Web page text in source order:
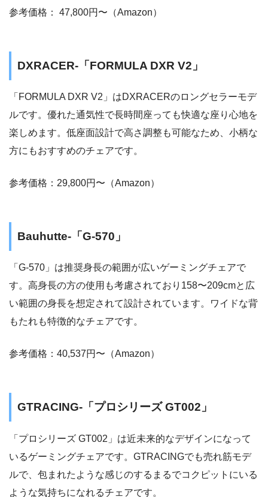
参考価格： 47,800円〜（Amazon）
DXRACER-「FORMULA DXR V2」
「FORMULA DXR V2」はDXRACERのロングセラーモデ
ルです。優れた通気性で長時間座っても快適な座り心地を
楽しめます。低座面設計で高さ調整も可能なため、小柄な
方にもおすすめのチェアです。
参考価格：29,800円〜（Amazon）
Bauhutte-「G-570」
「G-570」は推奨身長の範囲が広いゲーミングチェアで
す。高身長の方の使用も考慮されており158〜209cmと広
い範囲の身長を想定されて設計されています。ワイドな背
もたれも特徴的なチェアです。
参考価格：40,537円〜（Amazon）
GTRACING-「プロシリーズ GT002」
「プロシリーズ GT002」は近未来的なデザインになって
いるゲーミングチェアです。GTRACINGでも売れ筋モデ
ルで、包まれたような感じのするまるでコクピットにいる
ような気持ちになれるチェアです。